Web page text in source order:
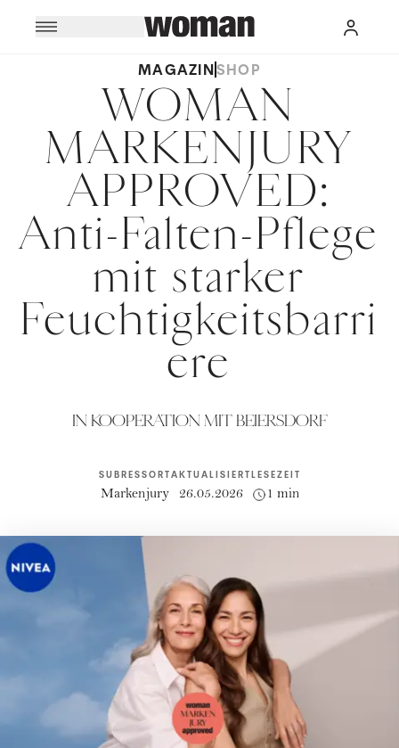
MAGAZINSHOP
WOMAN
MARKENJURY
APPROVED:
Anti-Falten-Pflege
mit starker
Feuchtigkeitsbarri
ere
IN KOOPERATION MIT BEIERSDORF
SUBRESSORT
Markenjury
AKTUALISIERT
26.05.2026
LESEZEIT
1 min